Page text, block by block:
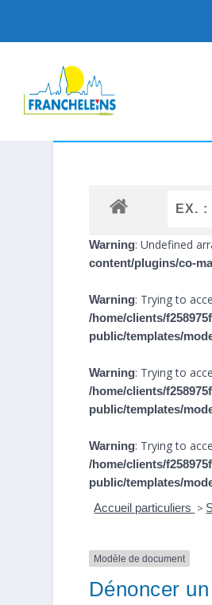
Warning: Undefined
content/plugins/co-
Warning: Trying to
/home/clients/
public/templates/
Warning: Trying to
/home/clients/
public/templates/
Warning: Trying to
/home/clients/
public/templates/
Accueil particuliers >
Modèle de document
Dénoncer